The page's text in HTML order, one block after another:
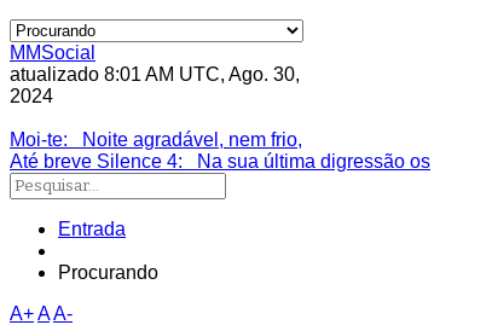
MMSocial
atualizado 8:01 AM UTC, Ago. 30,
2024
Moi-te: Noite agradável, nem frio,
Até breve Silence 4: Na sua última digressão os
Entrada
Procurando
A+AA-